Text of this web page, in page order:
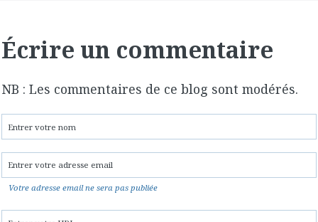
Écrire un commentaire
NB : Les commentaires de ce blog sont modérés.
Votre adresse email ne sera pas publiée